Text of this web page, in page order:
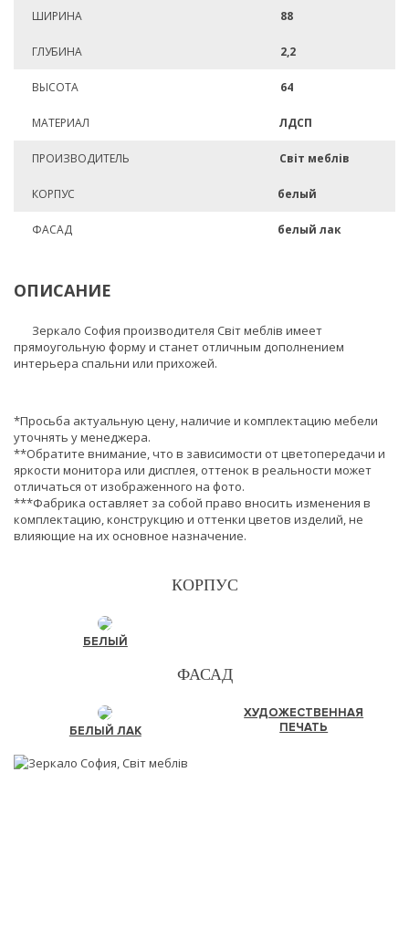
ШИРИНА 88
ГЛУБИНА 2,2
ВЫСОТА 64
МАТЕРИАЛ ЛДСП
ПРОИЗВОДИТЕЛЬ Світ меблів
КОРПУС белый
ФАСАД белый лак
ОПИСАНИЕ
Зеркало София производителя Світ меблів имеет
прямоугольную форму и станет отличным дополнением
интерьера спальни или прихожей.
*Просьба актуальную цену, наличие и комплектацию мебели
уточнять у менеджера.
**Обратите внимание, что в зависимости от цветопередачи и
яркости монитора или дисплея, оттенок в реальности может
отличаться от изображенного на фото.
***Фабрика оставляет за собой право вносить изменения в
комплектацию, конструкцию и оттенки цветов изделий, не
влияющие на их основное назначение.
КОРПУС
БЕЛЫЙ
ФАСАД
БЕЛЫЙ ЛАК
ХУДОЖЕСТВЕННАЯ
ПЕЧАТЬ